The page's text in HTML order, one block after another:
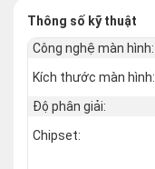
Thông số kỹ thuật
Công nghệ màn hình:
Kích thước màn hình:
Độ phân giải:
Chipset: